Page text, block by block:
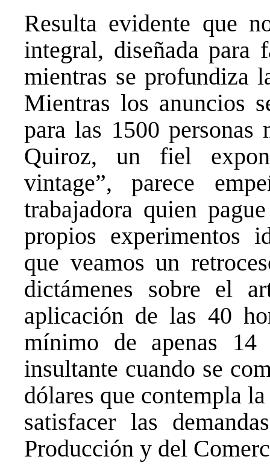
Resulta evidente que
integral, diseñada para
mientras se profundiza
Mientras los anuncios
para las 1500
Quiroz, un fiel
vintage”, parece
trabajadora quien
propios experimentos
que veamos un
dictámenes sobre el
aplicación de las 40
mínimo de apenas
insultante cuando se
dólares que contempla
satisfacer las
Producción y del